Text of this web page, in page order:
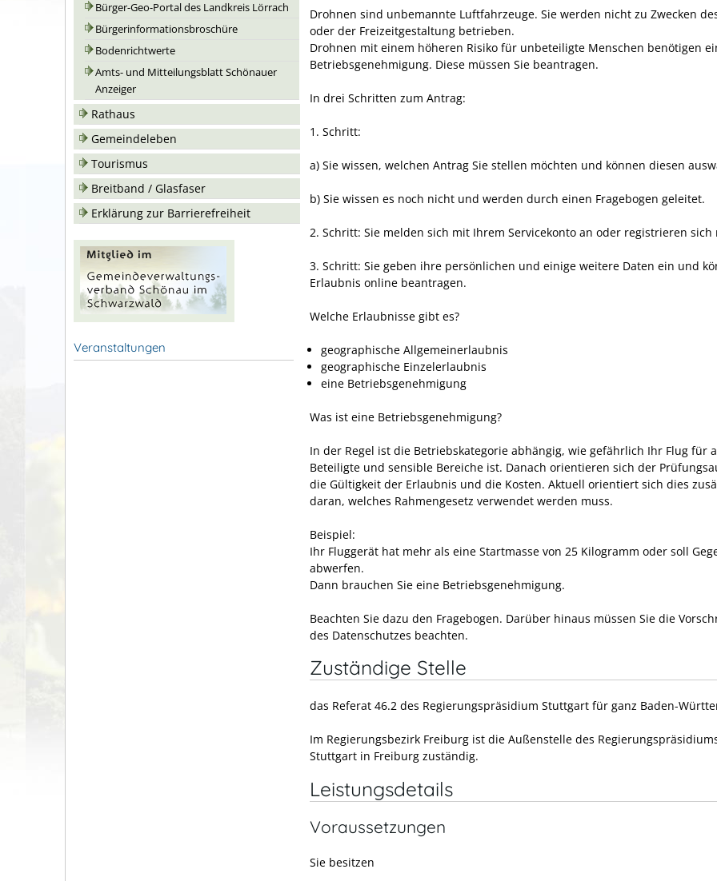
Bürger-Geo-Portal des Landkreis Lörrach
Bürgerinformationsbroschüre
Bodenrichtwerte
Amts- und Mitteilungsblatt Schönauer
Anzeiger
Rathaus
Gemeindeleben
Tourismus
Breitband / Glasfaser
Erklärung zur Barrierefreiheit
Veranstaltungen
Drohnen sind unbemannte Luftfahrzeuge. Sie werden nicht zu Zwecken
oder der Freizeitgestaltung betrieben.
Drohnen mit einem höheren Risiko für unbeteiligte Menschen benötigen
Betriebsgenehmigung. Diese müssen Sie beantragen.
In drei Schritten zum Antrag:
1. Schritt:
a) Sie wissen, welchen Antrag Sie stellen möchten und können diesen
b) Sie wissen es noch nicht und werden durch einen Fragebogen geleitet.
2. Schritt: Sie melden sich mit Ihrem Servicekonto an oder registrieren sich
3. Schritt: Sie geben ihre persönlichen und einige weitere Daten ein und
Erlaubnis online beantragen.
Welche Erlaubnisse gibt es?
geographische Allgemeinerlaubnis
geographische Einzelerlaubnis
eine Betriebsgenehmigung
Was ist eine Betriebsgenehmigung?
In der Regel ist die Betriebskategorie abhängig, wie gefährlich Ihr Flug für
Beteiligte und sensible Bereiche ist. Danach orientieren sich der
die Gültigkeit der Erlaubnis und die Kosten. Aktuell orientiert sich dies
daran, welches Rahmengesetz verwendet werden muss.
Beispiel:
Ihr Fluggerät hat mehr als eine Startmasse von 25 Kilogramm oder soll
abwerfen.
Dann brauchen Sie eine Betriebsgenehmigung.
Beachten Sie dazu den Fragebogen. Darüber hinaus müssen Sie die
des Datenschutzes beachten.
Zuständige Stelle
das Referat 46.2 des Regierungspräsidium Stuttgart für ganz Baden-
Im Regierungsbezirk Freiburg ist die Außenstelle des
Stuttgart in Freiburg zuständig.
Leistungsdetails
Voraussetzungen
Sie besitzen